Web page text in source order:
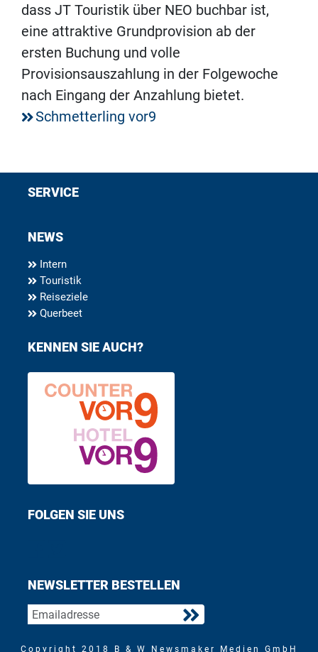
dass JT Touristik über NEO buchbar ist,
eine attraktive Grundprovision ab der
ersten Buchung und volle
Provisionsauszahlung in der Folgewoche
nach Eingang der Anzahlung bietet.
Schmetterling vor9
SERVICE
NEWS
Intern
Touristik
Reiseziele
Querbeet
KENNEN SIE AUCH?
FOLGEN SIE UNS
NEWSLETTER BESTELLEN
Copyright 2018 B & W Newsmaker Medien GmbH